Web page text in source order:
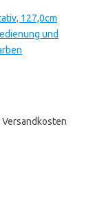
127,0cm
und